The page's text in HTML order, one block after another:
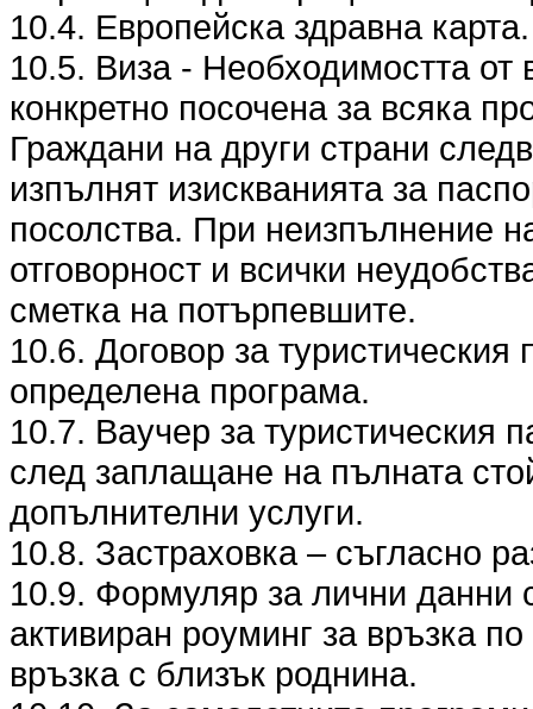
10.4. Европейска здравна карта.
10.5. Виза - Необходимостта от
конкретно посочена за всяка
Граждани на други страни
изпълнят изискванията за
посолства. При неизпълнение
отговорност и всички
сметка на потърпевшите.
10.6. Договор за
определена програма.
10.7. Ваучер за туристическия
след заплащане на пълната
допълнителни услуги.
10.8. Застраховка – съгласно
10.9. Формуляр за лични данни
активиран роуминг за връзка
връзка с близък роднина.